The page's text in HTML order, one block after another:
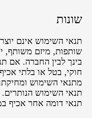
שונות
תנאי השימוש אינם
שותפות, מיזם משותף,
בינך לבין החברה. אם
חוקי, בטל או בלתי
מתנאי השימוש ומחיקתו
תנאי השימוש הנותרים.
תנאי דומה אחר אכיף